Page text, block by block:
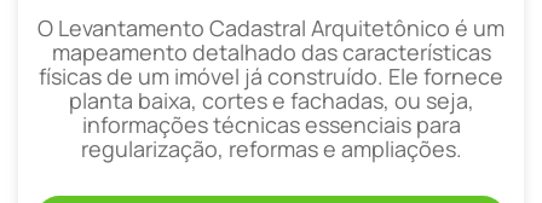
O Levantamento Cadastral Arquitetônico é um
mapeamento detalhado das características
físicas de um imóvel já construído. Ele fornece
planta baixa, cortes e fachadas, ou seja,
informações técnicas essenciais para
regularização, reformas e ampliações.